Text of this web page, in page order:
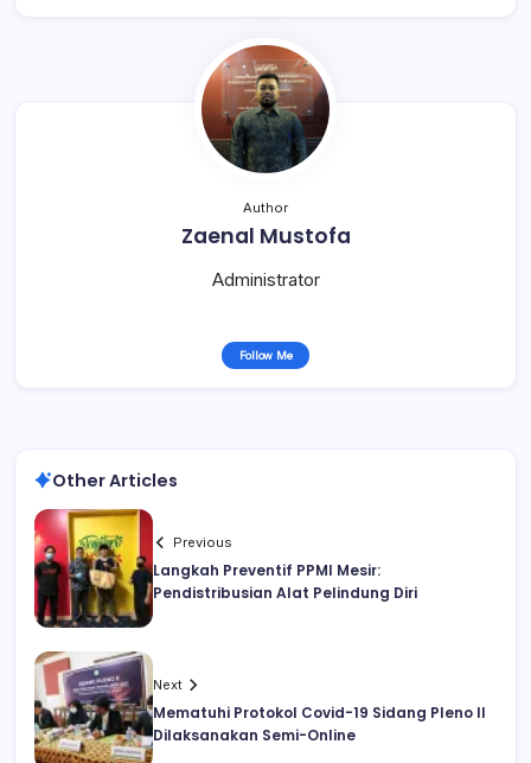
Author
Zaenal Mustofa
Administrator
Follow Me
Other Articles
Previous
Langkah Preventif PPMI Mesir:
Pendistribusian Alat Pelindung Diri
Next
Mematuhi Protokol Covid-19 Sidang Pleno II
Dilaksanakan Semi-Online